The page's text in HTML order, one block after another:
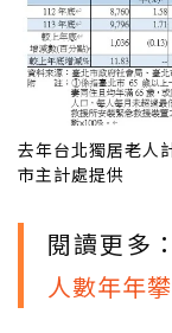
去年台北獨居老人
市主計處提供
閱讀更多：
人數年年